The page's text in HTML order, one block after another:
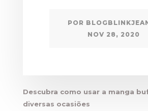
POR
NOV 28, 2020
Descubra como usar a manga
diversas ocasiões